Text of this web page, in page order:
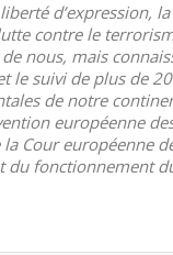
d’expression,
contre le
nous, mais
suivi de plus de
de notre
européenne
Cour européenne
fonctionnement